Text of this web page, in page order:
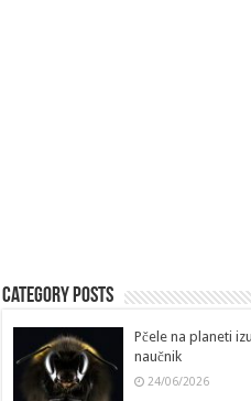
Category Posts
Pčele na planeti
naučnik
24/06/2026